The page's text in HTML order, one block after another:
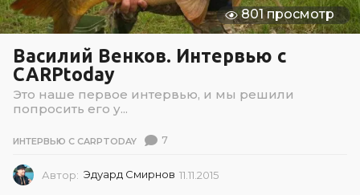
801 просмотр
Василий Венков. Интервью с
CARPtoday
Это наше первое интервью, и мы решили
попросить его у...
ИНТЕРВЬЮ С CARPTODAY 7
Автор: Эдуард Смирнов 11.11.2015